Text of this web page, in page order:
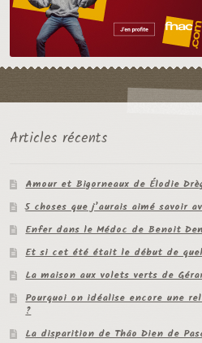
Articles récents
Amour et Bigorneaux de Élodie
5 choses que j’aurais aimé savoir
Enfer dans le Médoc de Benoit
Et si cet été était le début de
La maison aux volets verts de
Pourquoi on idéalise encore une
?
La disparition de Thâo Dien de